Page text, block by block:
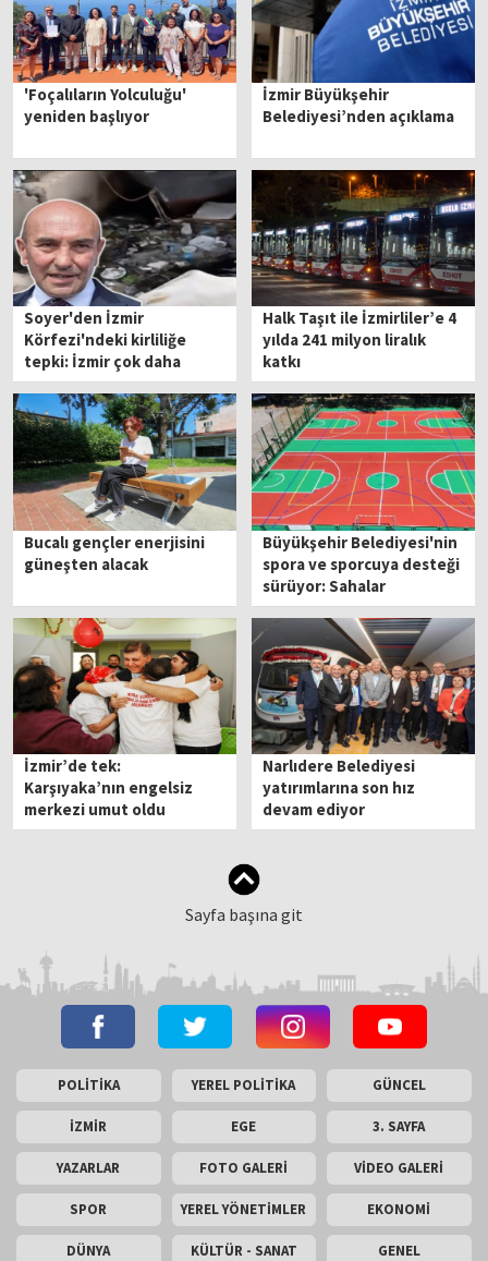
'Foçalıların Yolculuğu'
yeniden başlıyor
İzmir Büyükşehir
Belediyesi’nden açıklama
Soyer'den İzmir
Körfezi'ndeki kirliliğe
tepki: İzmir çok daha
güzelini hak ediyor
Halk Taşıt ile İzmirliler’e 4
yılda 241 milyon liralık
katkı
Bucalı gençler enerjisini
güneşten alacak
Büyükşehir Belediyesi'nin
spora ve sporcuya desteği
sürüyor: Sahalar
yenileniyor
İzmir’de tek:
Karşıyaka’nın engelsiz
merkezi umut oldu
Narlıdere Belediyesi
yatırımlarına son hız
devam ediyor
Sayfa başına git
POLİTİKA YEREL POLİTİKA GÜNCEL
İZMİR EGE 3. SAYFA
YAZARLAR FOTO GALERİ VİDEO GALERİ
SPOR YEREL YÖNETİMLER EKONOMİ
DÜNYA KÜLTÜR - SANAT GENEL